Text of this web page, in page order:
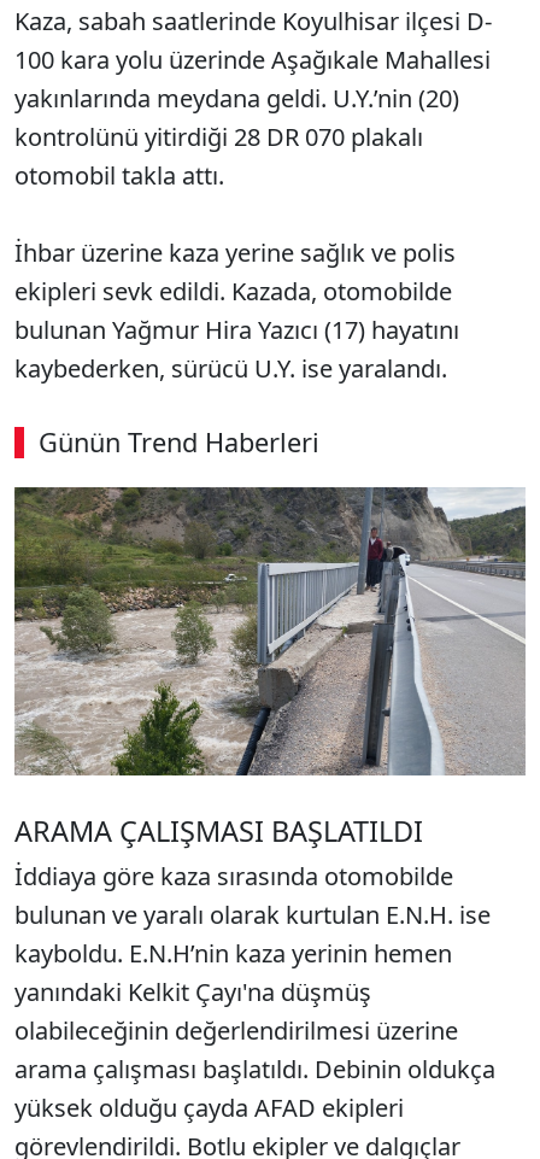
Kaza, sabah saatlerinde Koyulhisar ilçesi D-
100 kara yolu üzerinde Aşağıkale Mahallesi
yakınlarında meydana geldi. U.Y.’nin (20)
kontrolünü yitirdiği 28 DR 070 plakalı
otomobil takla attı.
İhbar üzerine kaza yerine sağlık ve polis
ekipleri sevk edildi. Kazada, otomobilde
bulunan Yağmur Hira Yazıcı (17) hayatını
kaybederken, sürücü U.Y. ise yaralandı.
Günün Trend Haberleri
00:02 / 09:15
Sesi Aç
ARAMA ÇALIŞMASI BAŞLATILDI
İddiaya göre kaza sırasında otomobilde
bulunan ve yaralı olarak kurtulan E.N.H. ise
kayboldu. E.N.H’nin kaza yerinin hemen
yanındaki Kelkit Çayı'na düşmüş
olabileceğinin değerlendirilmesi üzerine
arama çalışması başlatıldı. Debinin oldukça
yüksek olduğu çayda AFAD ekipleri
görevlendirildi. Botlu ekipler ve dalgıçlar